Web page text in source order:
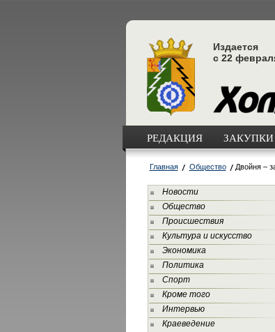
Издается
с 22
РЕДАКЦИЯ ЗАКУПКИ
Главная Общество Двойня –
Новости
Общество
Происшествия
Культура и искусство
Экономика
Политика
Спорт
Кроме того
Интервью
Краеведение